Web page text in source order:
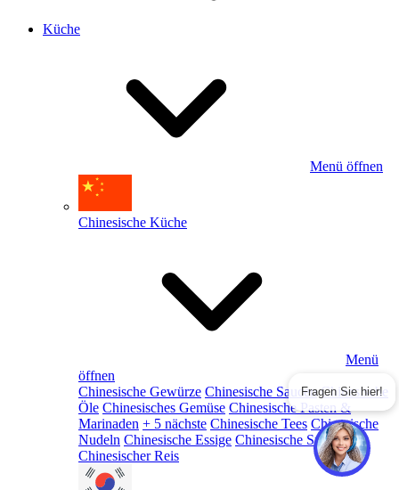
Küche
Menü öffnen
Chinesische Küche
Menü
öffnen
Chinesische Gewürze Chinesische Saucen Chinesische
Öle Chinesisches Gemüse Chinesische Pasten &
Marinaden + 5 nächste Chinesische Tees Chinesische
Nudeln Chinesische Essige Chinesische Snacks
Chinesischer Reis
Fragen Sie hier!